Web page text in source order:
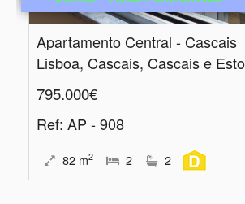
Apartamento Central - Cascais
Lisboa, Cascais, Cascais e
795.000€
Ref: AP - 908
82 m2 2 2